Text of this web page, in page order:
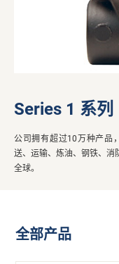
Series 1 系列
公司拥有超过10万种产品
送、运输、炼油、钢铁、消
全球。
全部产品